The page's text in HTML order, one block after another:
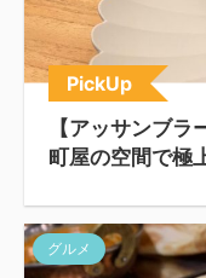
PickUp
【アッサンブ
町屋の空間で極
グルメ